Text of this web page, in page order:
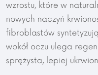
wzrostu, które w
nowych naczyń
fibroblastów
wokół oczu ulega
sprężysta, lepiej